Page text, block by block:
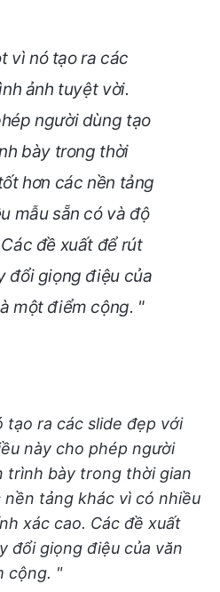
vì nó tạo ra các
ảnh tuyệt vời.
người dùng tạo
bày trong thời
hơn các nền tảng
mẫu sẵn có và độ
đề xuất để rút
đổi giọng điệu của
một điểm cộng. "
tạo ra các slide đẹp với
này cho phép người
trình bày trong thời gian
tảng khác vì có nhiều
xác cao. Các đề xuất
đổi giọng điệu của văn
cộng. "